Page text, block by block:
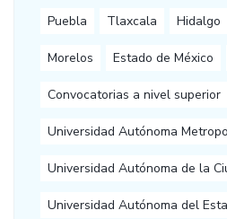
Puebla Tlaxcala Hidalgo
Morelos Estado de México
Convocatorias a nivel superior
Universidad Autónoma
Universidad Autónoma de la
Universidad Autónoma del